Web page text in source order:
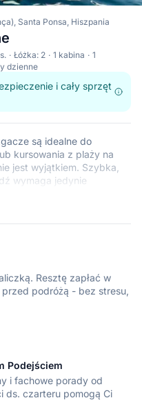
Santa Ponsa, Hiszpania
Łóżka: 2 1 kabina
1
dzienne
i cały sprzęt
są idealne do
kursowania z plaży na
jest wyjątkiem. Szybka,
wymaga jedynie
Club Náutico Santa
krajów takich jak
Resztę zapłać w
podróżą - bez stresu,
Podejściem
i fachowe porady od
ds. czarteru pomogą Ci